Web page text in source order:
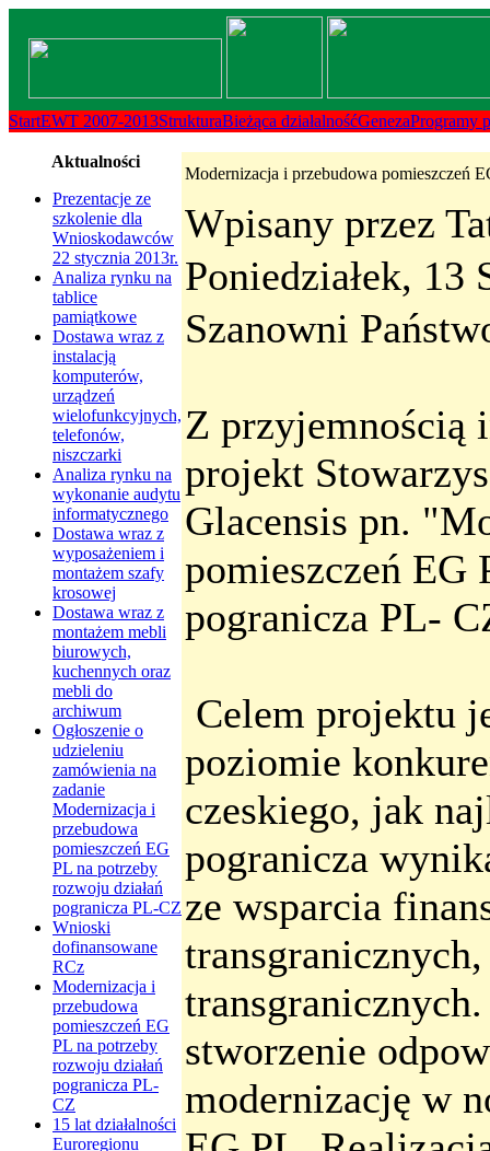
Transmenu
by
JoomlArt.com
Mambo
Joomla
Professional
Templates
Club
StartEWT 2007-2013StrukturaBieżąca działalnośćGenezaProgramy
Aktualności
Prezentacje ze
szkolenie dla
Wnioskodawców
22 stycznia 2013r.
Analiza rynku na
tablice
pamiątkowe
Dostawa wraz z
instalacją
komputerów,
urządzeń
wielofunkcyjnych,
telefonów,
niszczarki
Analiza rynku na
wykonanie audytu
informatycznego
Dostawa wraz z
wyposażeniem i
montażem szafy
krosowej
Dostawa wraz z
montażem mebli
biurowych,
kuchennych oraz
mebli do
archiwum
Ogłoszenie o
udzieleniu
zamówienia na
zadanie
Modernizacja i
przebudowa
pomieszczeń EG
PL na potrzeby
rozwoju działań
pogranicza PL-CZ
Wnioski
dofinansowane
RCz
Modernizacja i
przebudowa
pomieszczeń EG
PL na potrzeby
rozwoju działań
pogranicza PL-
CZ
15 lat działalności
Euroregionu
Modernizacja i przebudowa pomieszczeń
Wpisany przez
Poniedziałek, 13
Szanowni
Z przyjemnością
projekt
Glacensis pn.
pomieszczeń EG
pogranicza PL-
Celem projektu
poziomie
czeskiego, jak
pogranicza
ze wsparcia
stworzenie
modernizację w